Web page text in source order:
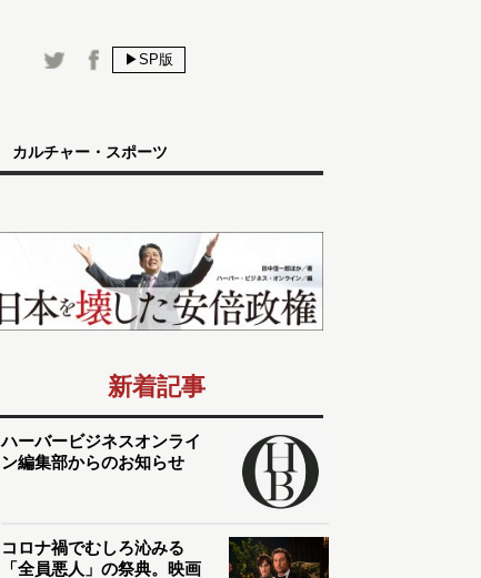
▶SP版
カルチャー・スポーツ
新着記事
ハーバービジネスオンライ
ン編集部からのお知らせ
コロナ禍でむしろ沁みる
「全員悪人」の祭典。映画